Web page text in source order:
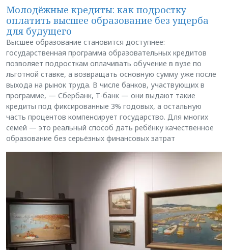
Молодёжные кредиты: как подростку
оплатить высшее образование без ущерба
для будущего
Высшее образование становится доступнее:
государственная программа образовательных кредитов
позволяет подросткам оплачивать обучение в вузе по
льготной ставке, а возвращать основную сумму уже после
выхода на рынок труда. В числе банков, участвующих в
программе, — Сбербанк, Т-банк — они выдают такие
кредиты под фиксированные 3% годовых, а остальную
часть процентов компенсирует государство. Для многих
семей — это реальный способ дать ребёнку качественное
образование без серьёзных финансовых затрат